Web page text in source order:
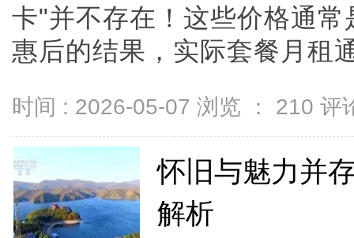
卡"并不存在！这些价格通
惠后的结果，实际套餐月租
时间 : 2026-05-07 浏览 ： 210 评
怀旧与魅力并
解析